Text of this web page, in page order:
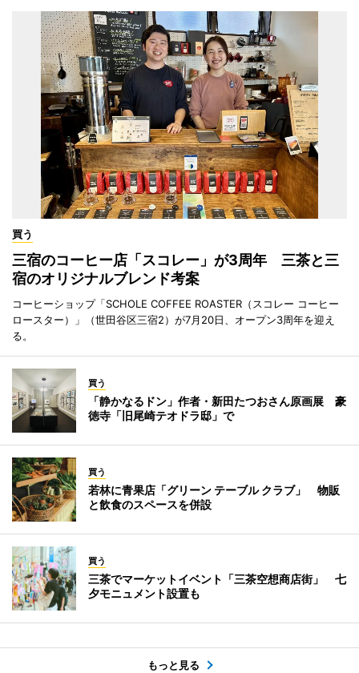
買う
三宿のコーヒー店「スコレー」が3周年 三茶と三
宿のオリジナルブレンド考案
コーヒーショップ「SCHOLE COFFEE ROASTER（スコレー コーヒー
ロースター）」（世田谷区三宿2）が7月20日、オープン3周年を迎え
る。
買う
「静かなるドン」作者・新田たつおさん原画展 豪
徳寺「旧尾崎テオドラ邸」で
買う
若林に青果店「グリーン テーブル クラブ」 物販
と飲食のスペースを併設
買う
三茶でマーケットイベント「三茶空想商店街」 七
夕モニュメント設置も
もっと見る